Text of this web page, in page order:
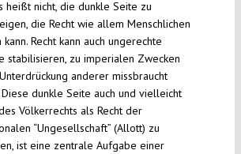
heißt nicht, die dunkle Seite zu
die Recht wie allem Menschlichen
kann. Recht kann auch ungerechte
stabilisieren, zu imperialen Zwecken
anderer missbraucht
dunkle Seite auch und vielleicht
Völkerrechts als Recht der
“Ungesellschaft” (Allott) zu
ist eine zentrale Aufgabe einer